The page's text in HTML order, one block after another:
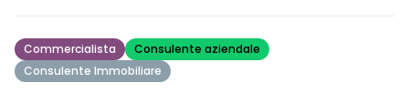
Commercialista
Consulente aziendale
Consulente Immobiliare